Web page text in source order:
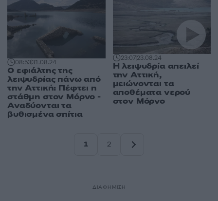
08:5331.08.24
Ο εφιάλτης της
λειψυδρίας πάνω από
την Αττική: Πέφτει η
στάθμη στον Μόρνο -
Αναδύονται τα
βυθισμένα σπίτια
23:0723.08.24
Η λειψυδρία απειλεί
την Αττική,
μειώνονται τα
αποθέματα νερού
στον Μόρνο
1
2
ΔΙΑΦΗΜΙΣΗ